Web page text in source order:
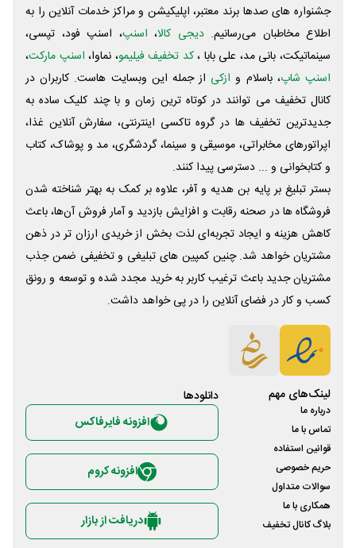
جشنواره های صدها برند معتبر، اپلیکیشن و مراکز خدمات آنلاین را به
اطلاع مخاطبان می‌رسانیم. دیجی کالا، اسنپ، اسنپ فود، تپسی،
سینماتیکت، بانی مد، علی‌ بابا ،کد تخفیف فیلیمو، نماوا، اسنپ مارکت،
اسنپ شاپ، باسلام و ازکی از جمله این وبسایت ‌هاست. کاربران در
کانال تخفیف می توانند در کوتاه ترین زمان و با چند کلیک ساده به
جدیدترین تخفیف ها در گروه تاکسی اینترنتی، سفارش آنلاین غذا،
اپراتورهای مخابراتی، موسیقی و سینما، گردشگری، مد و پوشاک، کتاب
و کتابخوانی و ... دسترسی پیدا کنند.
بستر تبلیغ بر پایه بن هدیه و آفر، علاوه بر کمک به بهتر شناخته شدن
فروشگاه ها در صحنه رقابت و افزایش بازدید و آمار فروش آن‌ها، باعث
کاهش هزینه و ایجاد تجربه‌ای لذت بخش از خریدی ارزان تر در ذهن
مشتریان خواهد شد. چنین کمپین های تبلیغی و تخفیفی ضمن جذب
مشتریان جدید باعث ترغیب کاربر به خرید مجدد شده و توسعه و رونق
کسب و کار در فضای آنلاین را در پی خواهد داشت.
لینک‌های مهم
درباره ما
تماس با ما
قوانین استفاده
حریم خصوصی
سوالات متداول
همکاری با ما
بلاگ کانال تخفیف
دانلود‌ها
افزونه فایرفاکس
افزونه کروم
دریافت از بازار